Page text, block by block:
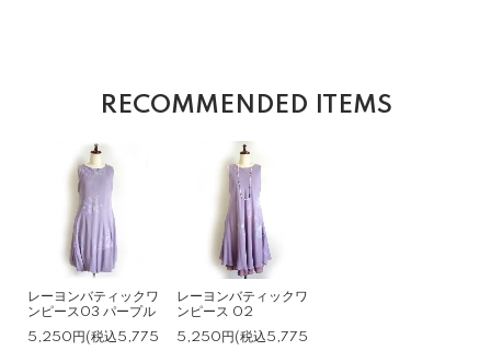
RECOMMENDED ITEMS
レーヨンバティックワ
ンピース03 パープル
5,250円(税込5,775
レーヨンバティックワ
ンピース 02
5,250円(税込5,775